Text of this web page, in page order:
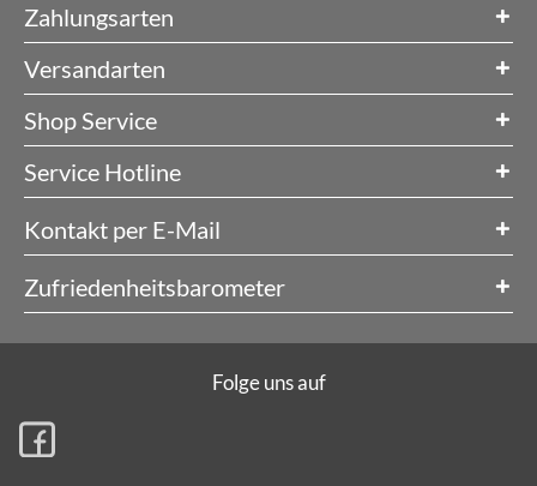
Zahlungsarten
Versandarten
Shop Service
Service Hotline
Kontakt per E-Mail
Zufriedenheitsbarometer
Folge uns auf